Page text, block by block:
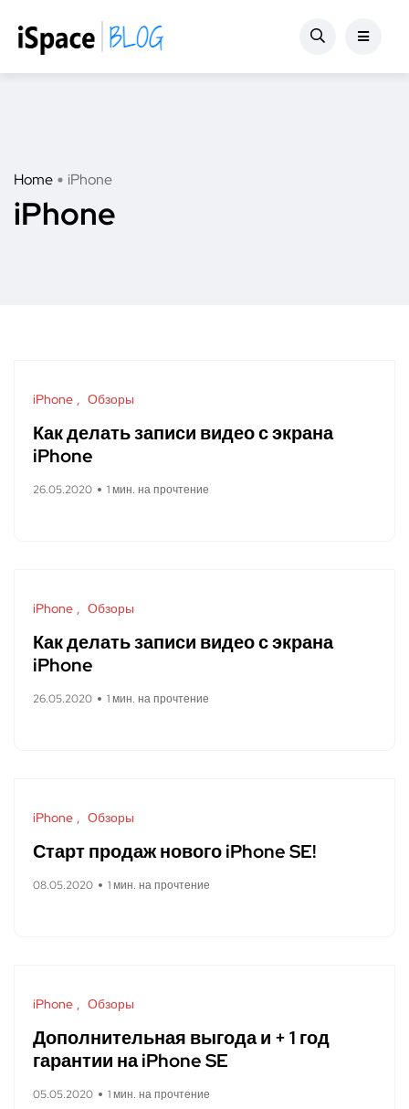
Home iPhone
iPhone
iPhone Обзоры
Как делать записи видео с экрана
iPhone
26.05.2020 1 мин. на прочтение
iPhone Обзоры
Как делать записи видео с экрана
iPhone
26.05.2020 1 мин. на прочтение
iPhone Обзоры
Старт продаж нового iPhone SE!
08.05.2020 1 мин. на прочтение
iPhone Обзоры
Дополнительная выгода и + 1 год
гарантии на iPhone SE
05.05.2020 1 мин. на прочтение